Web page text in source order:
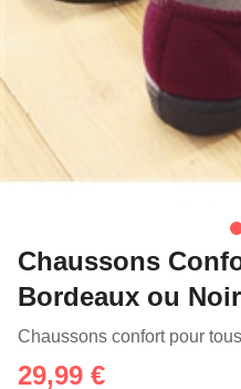
Chaussons
Bordeaux ou Noir
Chaussons confort pour tous
29,99 €